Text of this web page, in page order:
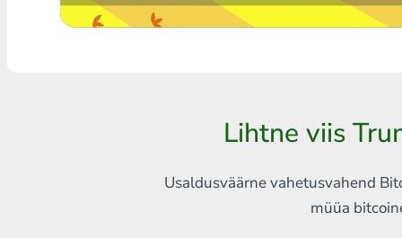
Bitcoin
Lihtne viis
Usaldusväärne vahetusvahend
müüa